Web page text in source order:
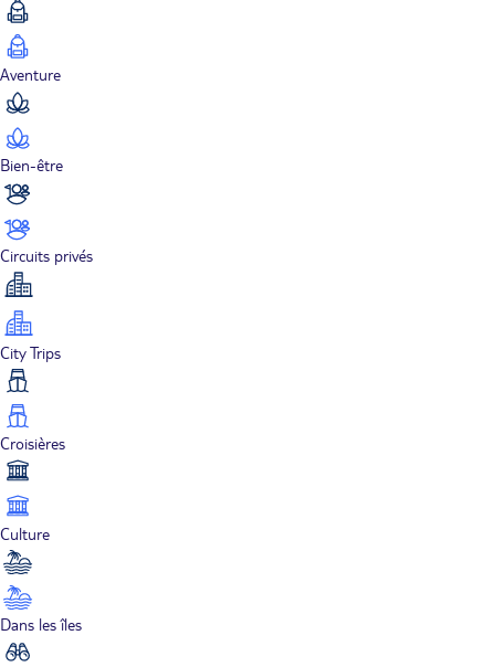
Aventure
Bien-être
Circuits privés
City Trips
Croisières
Culture
Dans les îles